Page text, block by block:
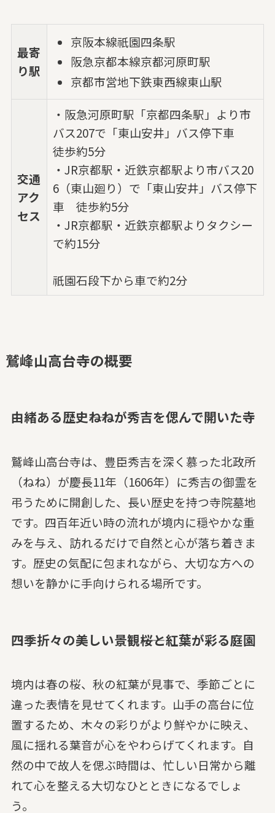
最寄
り駅
京阪本線祇園四条駅
阪急京都本線京都河原町駅
京都市営地下鉄東西線東山駅
交通
アク
セス
・阪急河原町駅「京都四条駅」より市
バス207で「東山安井」バス停下車
徒歩約5分
・JR京都駅・近鉄京都駅より市バス20
6（東山廻り）で「東山安井」バス停下
車 徒歩約5分
・JR京都駅・近鉄京都駅よりタクシー
で約15分
祇園石段下から車で約2分
鷲峰山高台寺の概要
由緒ある歴史――ねねが秀吉を偲んで開いた寺
鷲峰山高台寺は、豊臣秀吉を深く慕った北政所
（ねね）が慶長11年（1606年）に秀吉の御霊を
弔うために開創した、長い歴史を持つ寺院墓地
です。四百年近い時の流れが境内に穏やかな重
みを与え、訪れるだけで自然と心が落ち着きま
す。歴史の気配に包まれながら、大切な方への
想いを静かに手向けられる場所です。
四季折々の美しい景観――桜と紅葉が彩る庭園
境内は春の桜、秋の紅葉が見事で、季節ごとに
違った表情を見せてくれます。山手の高台に位
置するため、木々の彩りがより鮮やかに映え、
風に揺れる葉音が心をやわらげてくれます。自
然の中で故人を偲ぶ時間は、忙しい日常から離
れて心を整える大切なひとときになるでしょ
う。